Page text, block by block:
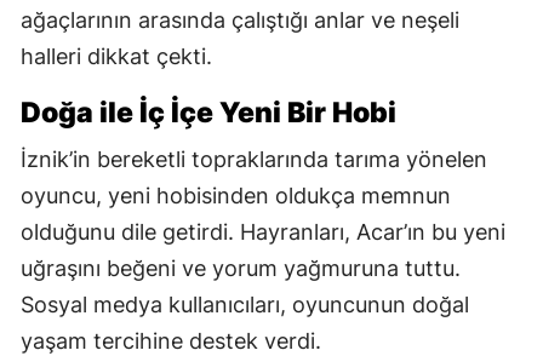
ağaçlarının arasında çalıştığı anlar ve neşeli
halleri dikkat çekti.
Doğa ile İç İçe Yeni Bir Hobi
İznik’in bereketli topraklarında tarıma yönelen
oyuncu, yeni hobisinden oldukça memnun
olduğunu dile getirdi. Hayranları, Acar’ın bu yeni
uğraşını beğeni ve yorum yağmuruna tuttu.
Sosyal medya kullanıcıları, oyuncunun doğal
yaşam tercihine destek verdi.